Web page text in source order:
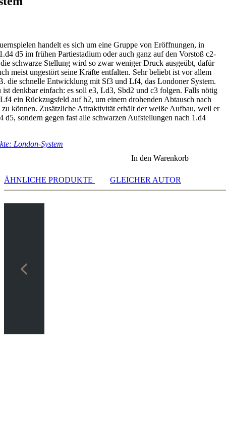
handelt es sich um eine Gruppe von Eröffnungen, in
d5 im frühen Partiestadium oder auch ganz auf den Vorstoß c2-
schwarze Stellung wird so zwar weniger Druck ausgeübt, dafür
meist ungestört seine Kräfte entfalten. Sehr beliebt ist vor allem
die schnelle Entwicklung mit Sf3 und Lf4, das Londoner System.
denkbar einfach: es soll e3, Ld3, Sbd2 und c3 folgen. Falls nötig
ein Rückzugsfeld auf h2, um einem drohenden Abtausch nach
zu können. Zusätzliche Attraktivität erhält der weiße Aufbau, weil er
d5, sondern gegen fast alle schwarzen Aufstellungen nach 1.d4
London-System
In den Warenkorb
ÄHNLICHE PRODUKTE GLEICHER AUTOR